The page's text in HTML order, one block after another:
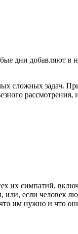
дни добавляют в
сложных задач.
рассмотрения,
их симпатий,
если человек
им нужно и что